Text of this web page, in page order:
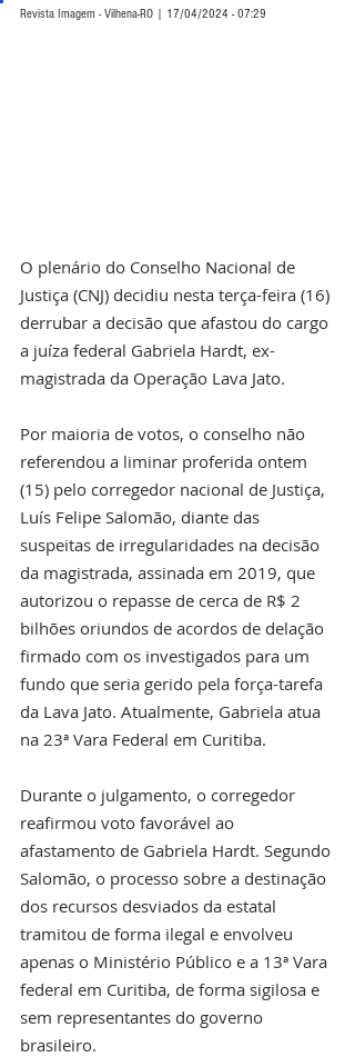
Revista Imagem - Vilhena-RO | 17/04/2024 - 07:29
O plenário do Conselho Nacional de
Justiça (CNJ) decidiu nesta terça-feira (16)
derrubar a decisão que afastou do cargo
a juíza federal Gabriela Hardt, ex-
magistrada da Operação Lava Jato.
Por maioria de votos, o conselho não
referendou a liminar proferida ontem
(15) pelo corregedor nacional de Justiça,
Luís Felipe Salomão, diante das
suspeitas de irregularidades na decisão
da magistrada, assinada em 2019, que
autorizou o repasse de cerca de R$ 2
bilhões oriundos de acordos de delação
firmado com os investigados para um
fundo que seria gerido pela força-tarefa
da Lava Jato. Atualmente, Gabriela atua
na 23ª Vara Federal em Curitiba.
Durante o julgamento, o corregedor
reafirmou voto favorável ao
afastamento de Gabriela Hardt. Segundo
Salomão, o processo sobre a destinação
dos recursos desviados da estatal
tramitou de forma ilegal e envolveu
apenas o Ministério Público e a 13ª Vara
federal em Curitiba, de forma sigilosa e
sem representantes do governo
brasileiro.